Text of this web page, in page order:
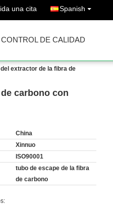
una cita Spanish
CONTROL DE CALIDAD
extractor de la fibra de
carbono con
China
Xinnuo
ISO90001
tubo de escape de la fibra
de carbono